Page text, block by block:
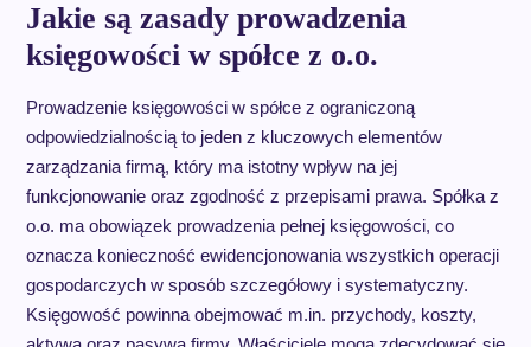
Jakie są zasady prowadzenia
księgowości w spółce z o.o.
Prowadzenie księgowości w spółce z ograniczoną
odpowiedzialnością to jeden z kluczowych elementów
zarządzania firmą, który ma istotny wpływ na jej
funkcjonowanie oraz zgodność z przepisami prawa. Spółka z
o.o. ma obowiązek prowadzenia pełnej księgowości, co
oznacza konieczność ewidencjonowania wszystkich operacji
gospodarczych w sposób szczegółowy i systematyczny.
Księgowość powinna obejmować m.in. przychody, koszty,